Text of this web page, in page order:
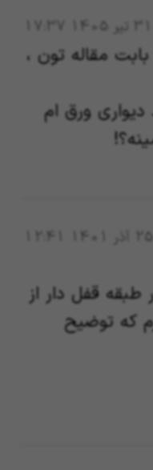
مقاله تون ،
ورق ام
قفل دار از
که توضیح